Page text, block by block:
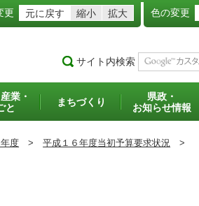
更 元に戻す 縮小 拡大 色の変更
サイト内検索
業・
と
まちづくり
県政・
お知らせ情報
度 > 平成１６年度当初予算要求状況 >